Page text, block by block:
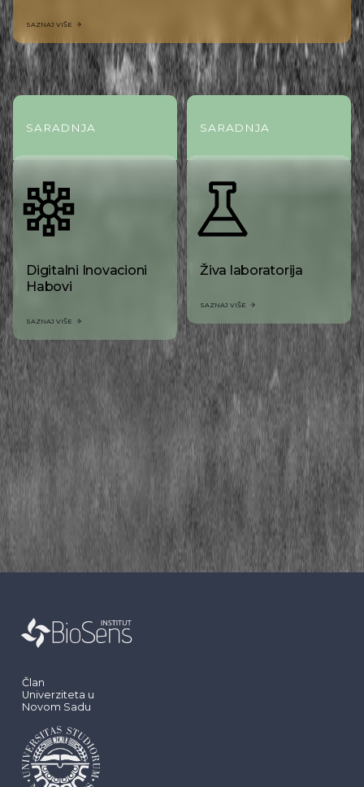
SAZNAJ VIŠE
SARADNJA
Digitalni Inovacioni
Habovi
SAZNAJ VIŠE
SARADNJA
Živa laboratorija
SAZNAJ VIŠE
Član
Univerziteta u
Novom Sadu